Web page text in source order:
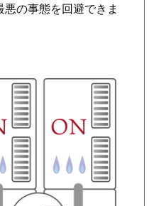
悪の事態を回避できま